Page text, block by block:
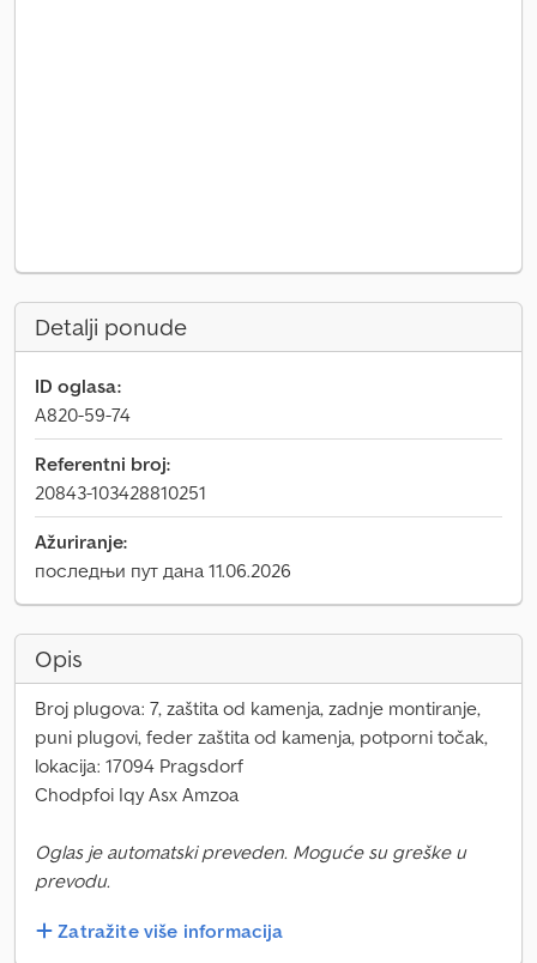
Detalji ponude
ID oglasa:
A820-59-74
Referentni broj:
20843-103428810251
Ažuriranje:
последњи пут дана 11.06.2026
Opis
Broj plugova: 7, zaštita od kamenja, zadnje montiranje,
puni plugovi, feder zaštita od kamenja, potporni točak,
lokacija: 17094 Pragsdorf
Chodpfoi Iqy Asx Amzoa
Oglas je automatski preveden. Moguće su greške u
prevodu.
Zatražite više informacija